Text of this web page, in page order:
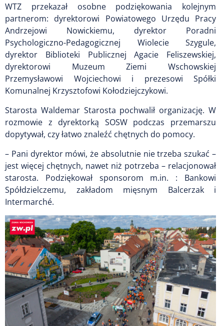
WTZ przekazał osobne podziękowania kolejnym
partnerom: dyrektorowi Powiatowego Urzędu Pracy
Andrzejowi Nowickiemu, dyrektor Poradni
Psychologiczno-Pedagogicznej Wiolecie Szygule,
dyrektor Biblioteki Publicznej Agacie Feliszewskiej,
dyrektorowi Muzeum Ziemi Wschowskiej
Przemysławowi Wojciechowi i prezesowi Spółki
Komunalnej Krzysztofowi Kołodziejczykowi.
Starosta Waldemar Starosta pochwalił organizację. W
rozmowie z dyrektorką SOSW podczas przemarszu
dopytywał, czy łatwo znaleźć chętnych do pomocy.
– Pani dyrektor mówi, że absolutnie nie trzeba szukać –
jest więcej chętnych, nawet niż potrzeba – relacjonował
starosta. Podziękował sponsorom m.in. : Bankowi
Spółdzielczemu, zakładom mięsnym Balcerzak i
Intermarché.